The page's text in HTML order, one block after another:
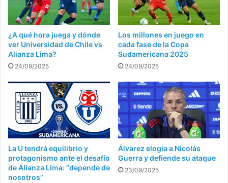
¿A qué hora juega y dónde
ver Universidad de Chile vs
Alianza Lima?
24/09/2025
Los millones en juego en
cada fase de la Copa
Sudamericana 2025
24/09/2025
La U tendrá equilibrio y
protagonismo ante el desafío
de Alianza Lima: “depende de
nosotros”
Álvarez elogia a Nicolás
Guerra y defiende su ataque
23/09/2025